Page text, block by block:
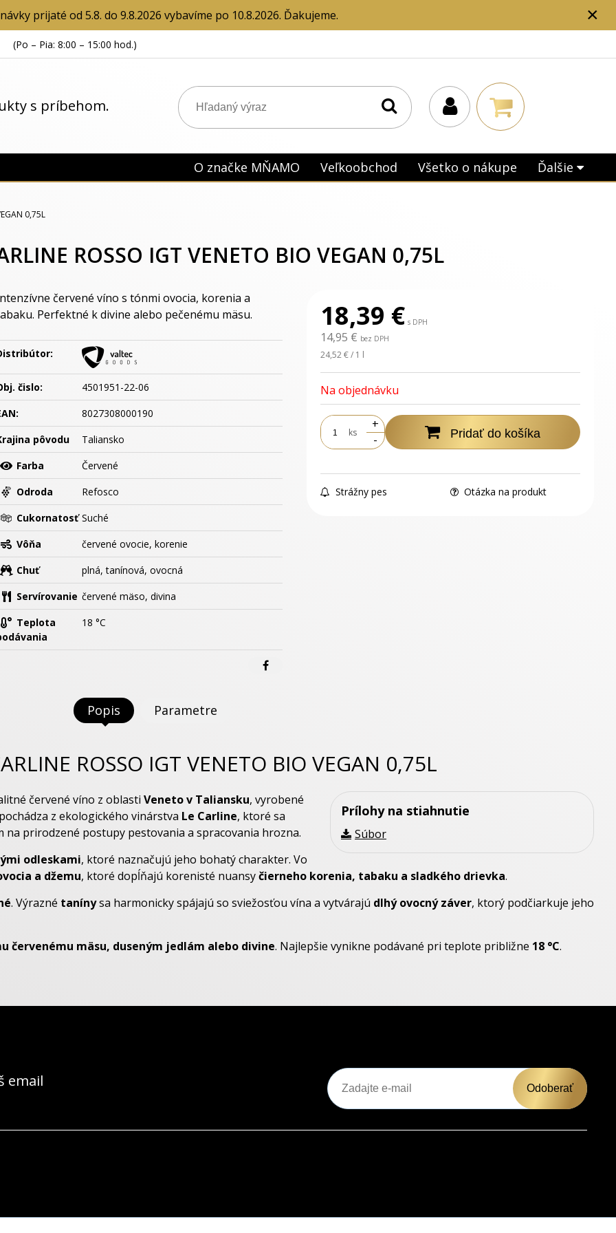
prijaté od 5.8. do 9.8.2026 vybavíme po 10.8.2026. Ďakujeme. ×
s príbehom.
(Po – Pia: 8:00 – 15:00 hod.)
O značke MŇAMO Veľkoobchod Všetko o nákupe Ďalšie
0,75L
ROSSO IGT VENETO BIO VEGAN 0,75L
18,39 € s DPH
14,95 € bez DPH
24,52 € / 1 l
Na objednávku
ks
+
-
Pridať do košíka
Strážny pes Otázka na produkt
červené víno s tónmi ovocia, korenia a
Perfektné k divine alebo pečenému mäsu.
čislo:
4501951-22-06
8027308000190
pôvodu
Taliansko
Farba
Červené
Odroda
Refosco
Cukornatosť Suché
Vôňa
červené ovocie, korenie
Chuť
plná, tanínová, ovocná
Servírovanie červené mäso, divina
Teplota
18 °C
Popis Parametre
ROSSO IGT VENETO BIO VEGAN 0,75L
Prílohy na stiahnutie
Súbor
červené víno z oblasti Veneto v Taliansku, vyrobené
z ekologického vinárstva Le Carline, ktoré sa
na prirodzené postupy pestovania a spracovania hrozna.
odleskami, ktoré naznačujú jeho bohatý charakter. Vo
a džemu, ktoré dopĺňajú korenisté nuansyčierneho korenia, tabaku a sladkého drievka.
. Výrazné tanínysa harmonicky spájajú so sviežosťou vína a vytvárajú dlhý ovocný záver, ktorý podčiarkuje jeho
červenému mäsu, duseným jedlám alebo divine. Najlepšie vynikne podávané pri teplote približne 18 °C.
email Odoberať